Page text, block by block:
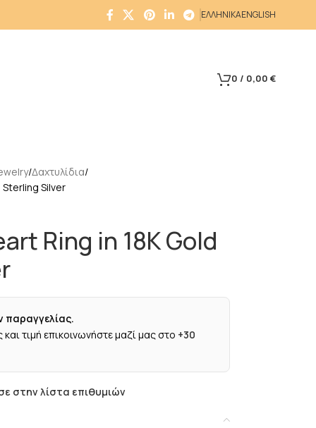
ΕΛΛΗΝΙΚΑENGLISH
0 / 0,00 €
Δαχτυλίδια
Silver
Ring in 18K Gold
παραγγελίας.
τιμή επικοινωνήστε μαζί μας στο +30
στην λίστα επιθυμιών